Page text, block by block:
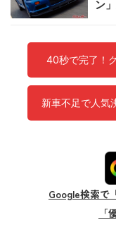
ン
40秒で完了！
新車不足で人気
Google検索で